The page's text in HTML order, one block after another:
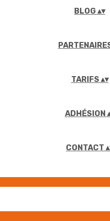
BLOG ▴▾
TARIFS ▴▾
ADHÉSION
CONTACT ▴